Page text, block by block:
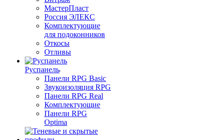
МастерПласт
Россия ЭЛЕКС
Комплектующие
для подоконников
Откосы
Отливы
Руспанель
Панели RPG Basic
Звукоизоляция RPG
Панели RPG Real
Комплектующие
Панели RPG
Optima